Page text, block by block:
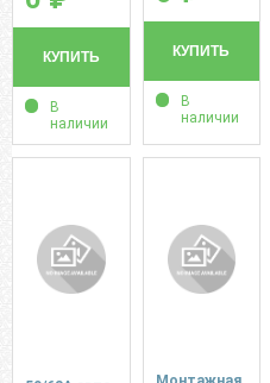
КУПИТЬ
В
наличии
КУПИТЬ
В
наличии